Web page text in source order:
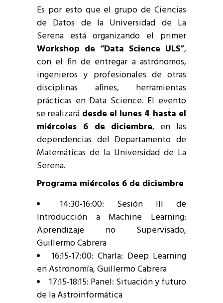
Es por esto que el grupo de Ciencias
de Datos de la Universidad de La
Serena está organizando el primer
Workshop de “Data Science ULS”,
con el fin de entregar a astrónomos,
ingenieros y profesionales de otras
disciplinas afines, herramientas
prácticas en Data Science. El evento
se realizará desde el lunes 4 hasta el
miércoles 6 de diciembre, en las
dependencias del Departamento de
Matemáticas de la Universidad de La
Serena.
Programa miércoles 6 de diciembre
14:30-16:00: Sesión III de
Introducción a Machine Learning:
Aprendizaje no Supervisado,
Guillermo Cabrera
16:15-17:00: Charla: Deep Learning
en Astronomía, Guillermo Cabrera
17:15-18:15: Panel: Situación y futuro
de la Astroinformática